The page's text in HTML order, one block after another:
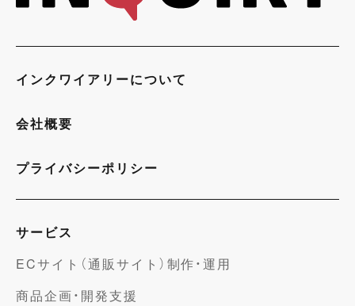
インクワイアリーについて
会社概要
プライバシーポリシー
サービス
ECサイト（通販サイト）制作・運用
商品企画・開発支援